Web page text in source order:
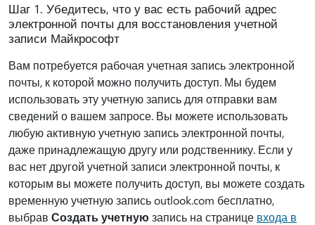
Шаг 1. Убедитесь, что у вас есть рабочий адрес
электронной почты для восстановления учетной
записи Майкрософт
Вам потребуется рабочая учетная запись электронной
почты, к которой можно получить доступ. Мы будем
использовать эту учетную запись для отправки вам
сведений о вашем запросе. Вы можете использовать
любую активную учетную запись электронной почты,
даже принадлежащую другу или родственнику. Если у
вас нет другой учетной записи электронной почты, к
которым вы можете получить доступ, вы можете создать
временную учетную запись outlook.com бесплатно,
выбрав Создать учетную запись на странице входа в